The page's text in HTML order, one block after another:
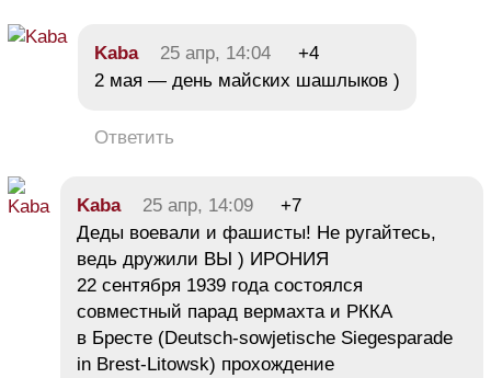
Kaba 25 апр, 14:04
+4
2 мая — день майских шашлыков )
Ответить
Kaba 25 апр, 14:09
+7
Деды воевали и фашисты! Не ругайтесь,
ведь дружили ВЫ ) ИРОНИЯ
22 сентября 1939 года состоялся
совместный парад вермахта и РККА
в Бресте (Deutsch-sowjetische Siegesparade
in Brest-Litowsk) прохождение